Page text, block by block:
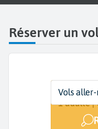
Réserver un
Départ
Vahitahi
Dates
Dates de
Voyageurs
1 adulte |
Vols